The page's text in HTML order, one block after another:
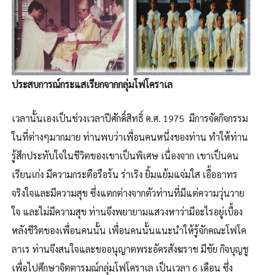
ประสบการณ์กระแสเรียกจากกลุ่มโฟโคราเล
เวลานั้นเองเป็นช่วงเวลาปีศักดิ์สิทธิ์ ค.ศ. 1975 มีการจัดกิจกรรม
ในที่ต่างๆมากมาย ท่านพบว่าเพื่อนคนหนึ่งของท่าน ทำให้ท่าน
รู้สึกประทับใจในชีวิตของเขาเป็นพิเศษ เนื่องจาก เขาเป็นคน
เรียนเก่ง มีความกระตือรือร้น ร่าเริง ยิ้มแย้มแจ่มใส เอื้ออาทร
จริงใจและมีความสุข ซึ่งแตกต่างจากตัวท่านที่มีแต่ความวุ่นวาย
ใจ และไม่มีความสุข ท่านจึงพยายามแสวงหาว่ามีอะไรอยู่เบื้อง
หลังชีวิตของเพื่อนคนนั้น เพื่อนคนนั้นแนะนำให้รู้จักคณะโฟโค
ลาเร ท่านจึงสนใจและขออนุญาตพระอัครสังฆราช มีชัย กิจบุญชู
เพื่อไปศึกษาจิตตารมณ์กลุ่มโฟโคราเล เป็นเวลา 6 เดือน ซึ่ง